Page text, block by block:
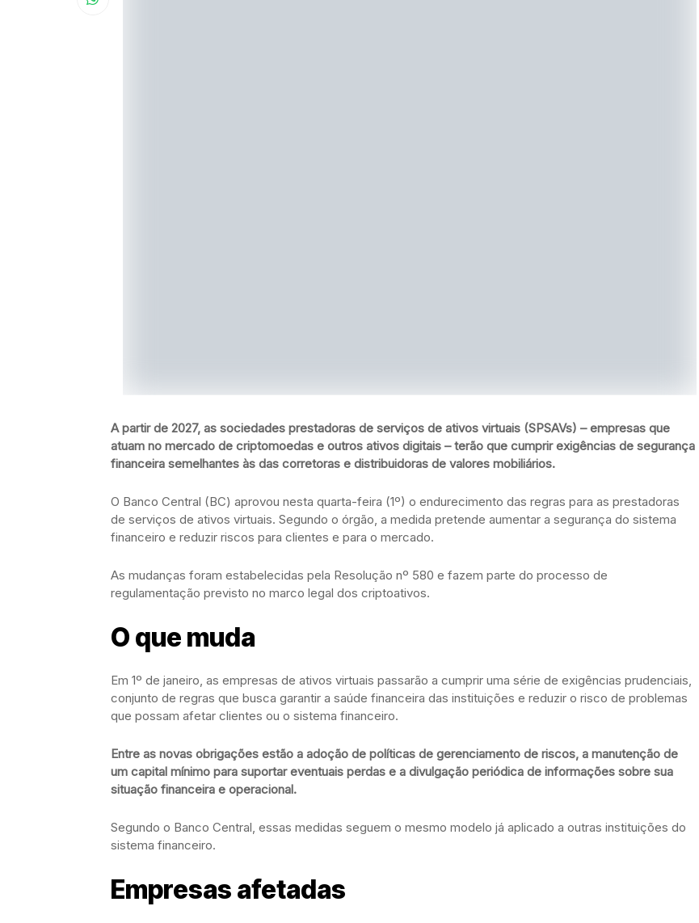
A partir de 2027, as sociedades prestadoras de serviços de ativos virtuais (SPSAVs) – empresas que
atuam no mercado de criptomoedas e outros ativos digitais – terão que cumprir exigências de segurança
financeira semelhantes às das corretoras e distribuidoras de valores mobiliários.
O Banco Central (BC) aprovou nesta quarta-feira (1º) o endurecimento das regras para as prestadoras
de serviços de ativos virtuais. Segundo o órgão, a medida pretende aumentar a segurança do sistema
financeiro e reduzir riscos para clientes e para o mercado.
As mudanças foram estabelecidas pela Resolução nº 580 e fazem parte do processo de
regulamentação previsto no marco legal dos criptoativos.
O que muda
Em 1º de janeiro, as empresas de ativos virtuais passarão a cumprir uma série de exigências prudenciais,
conjunto de regras que busca garantir a saúde financeira das instituições e reduzir o risco de problemas
que possam afetar clientes ou o sistema financeiro.
Entre as novas obrigações estão a adoção de políticas de gerenciamento de riscos, a manutenção de
um capital mínimo para suportar eventuais perdas e a divulgação periódica de informações sobre sua
situação financeira e operacional.
Segundo o Banco Central, essas medidas seguem o mesmo modelo já aplicado a outras instituições do
sistema financeiro.
Empresas afetadas